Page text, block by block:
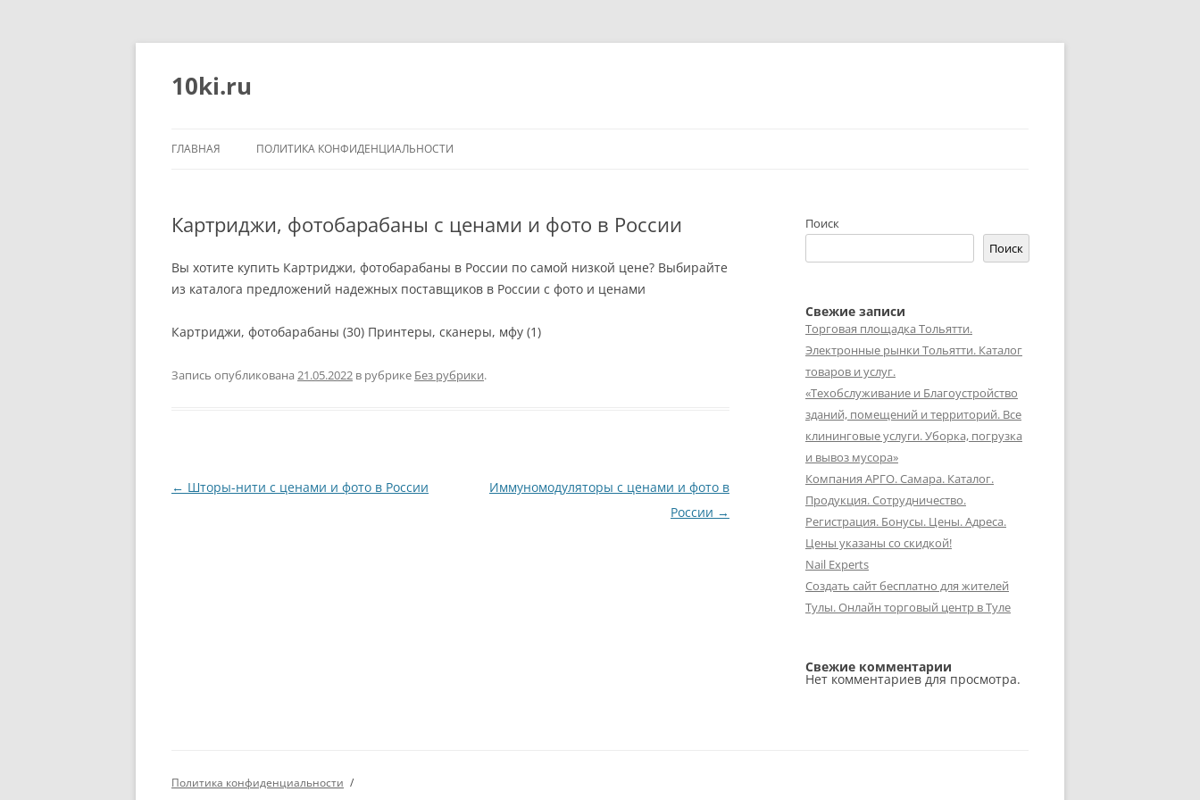
Перейти
содержимому
10ki.ru
ГЛАВНАЯ ПОЛИТИКА КОНФИДЕНЦИАЛЬНОСТИ
Картриджи, фотобарабаны с ценами и фото в России
Вы хотите купить Картриджи, фотобарабаны в России по самой низкой цене? Выбирайте
из каталога предложений надежных поставщиков в России с фото и ценами
Картриджи, фотобарабаны (30) Принтеры, сканеры, мфу (1)
Запись опубликована 21.05.2022 в рубрике Без рубрики.
Навигация
← Шторы-нити с ценами и фото в России
Иммуномодуляторы с ценами и фото в
России →
Поиск
Поиск
Свежие записи
Торговая площадка Тольятти.
Электронные рынки Тольятти. Каталог
товаров и услуг.
«Техобслуживание и Благоустройство
зданий, помещений и территорий. Все
клининговые услуги. Уборка, погрузка
и вывоз мусора»
Компания АРГО. Самара. Каталог.
Продукция. Сотрудничество.
Регистрация. Бонусы. Цены. Адреса.
Цены указаны со скидкой!
Nail Experts
Создать сайт бесплатно для жителей
Тулы. Онлайн торговый центр в Туле
Свежие комментарии
Нет комментариев для просмотра.
Политика конфиденциальности